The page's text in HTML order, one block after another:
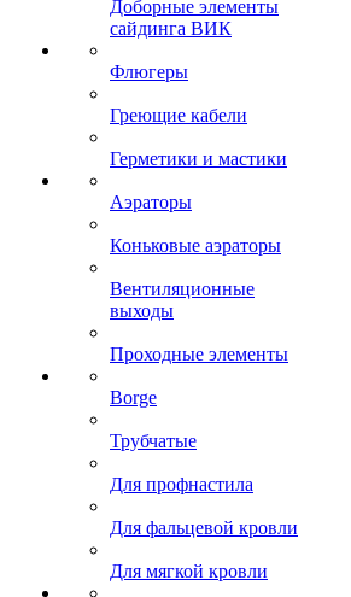
Доборные элементы
сайдинга ВИК
Флюгеры
Греющие кабели
Герметики и мастики
Аэраторы
Коньковые аэраторы
Вентиляционные
выходы
Проходные элементы
Borge
Трубчатые
Для профнастила
Для фальцевой кровли
Для мягкой кровли